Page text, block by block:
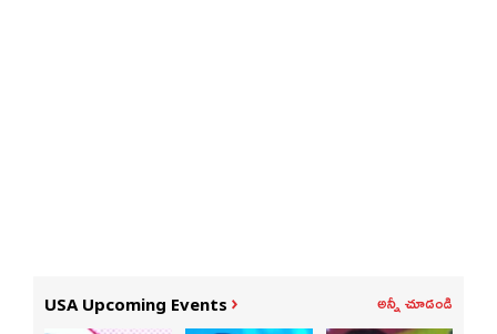
USA Upcoming Events అన్నీ చూడండి